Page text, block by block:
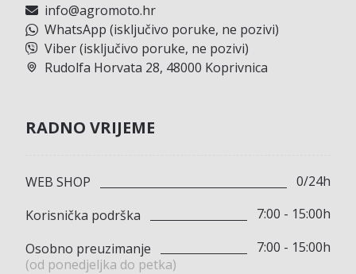
info@agromoto.hr
WhatsApp (isključivo poruke, ne pozivi)
Viber (isključivo poruke, ne pozivi)
Rudolfa Horvata 28, 48000 Koprivnica
RADNO VRIJEME
WEB SHOP
0/24h
Korisnička podrška
7:00 - 15:00h
Osobno preuzimanje
(od ponedjeljka do petka)
7:00 - 15:00h